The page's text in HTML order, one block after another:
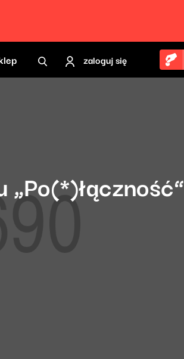
zaloguj się